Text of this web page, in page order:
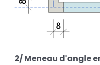
2/ Meneau d'angle